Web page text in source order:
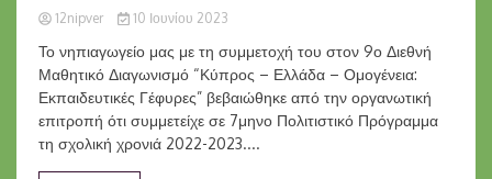
12nipver 10 Ιουνίου 2023
Το νηπιαγωγείο μας με τη συμμετοχή του στον 9ο Διεθνή
Μαθητικό Διαγωνισμό “Κύπρος – Ελλάδα – Ομογένεια:
Εκπαιδευτικές Γέφυρες” βεβαιώθηκε από την οργανωτική
επιτροπή ότι συμμετείχε σε 7μηνο Πολιτιστικό Πρόγραμμα
τη σχολική χρονιά 2022-2023....